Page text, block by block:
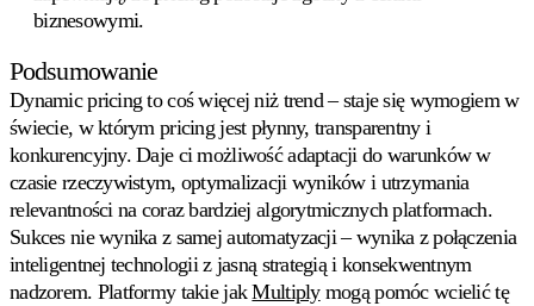
biznesowymi.
Podsumowanie
Dynamic pricing to coś więcej niż trend – staje się wymogiem w
świecie, w którym pricing jest płynny, transparentny i
konkurencyjny. Daje ci możliwość adaptacji do warunków w
czasie rzeczywistym, optymalizacji wyników i utrzymania
relevantności na coraz bardziej algorytmicznych platformach.
Sukces nie wynika z samej automatyzacji – wynika z połączenia
inteligentnej technologii z jasną strategią i konsekwentnym
nadzorem. Platformy takie jakMultiplymogą pomóc wcielić tę